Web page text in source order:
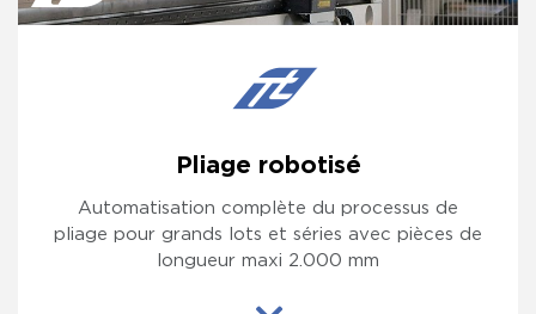
Pliage robotisé
Automatisation complète du processus de
pliage pour grands lots et séries avec pièces de
longueur maxi 2.000 mm